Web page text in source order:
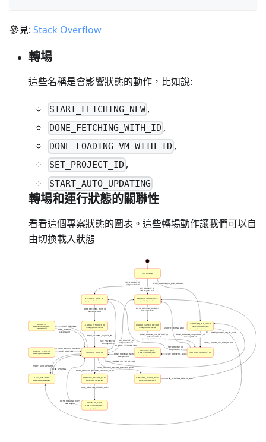
參見: Stack Overflow
轉場
這些名稱是會影響狀態的動作，比如說:
START_FETCHING_NEW ,
DONE_FETCHING_WITH_ID ,
DONE_LOADING_VM_WITH_ID ,
SET_PROJECT_ID ,
START_AUTO_UPDATING
轉場和運行狀態的關聯性
看看這個專案狀態的圖表。這些轉場動作讓我們可以自
由切換載入狀態